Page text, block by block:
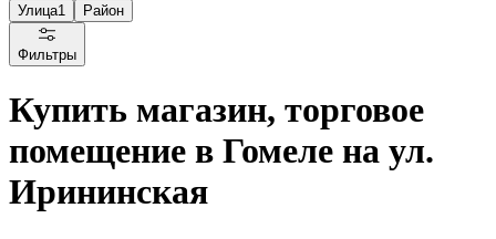
Улица1 Район
Фильтры
Купить магазин, торговое
помещение в Гомеле на ул.
Ирининская